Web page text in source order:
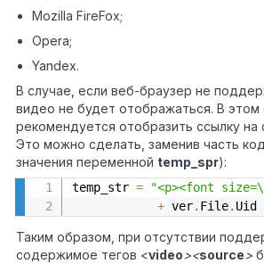
Mozilla FireFox;
Opera;
Yandex.
В случае, если веб-браузер не
видео не будет отображаться. В этом
рекомендуется отобразить ссылку на
Это можно сделать, заменив часть
значения переменной temp spr):
temp_str = "<p><font
+ ver. File. Uid
Таким образом, при отсутствии
содержимое тегов <video><source>